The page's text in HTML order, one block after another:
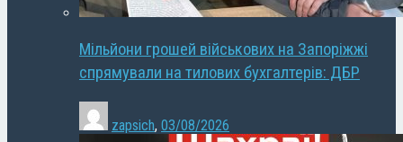
Мільйони грошей військових на Запоріжжі
спрямували на тилових бухгалтерів: ДБР
zapsich, 03/08/2026